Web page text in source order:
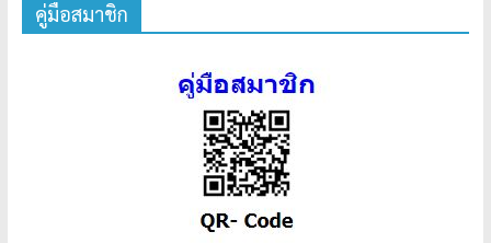
คู่มือสมาชิก